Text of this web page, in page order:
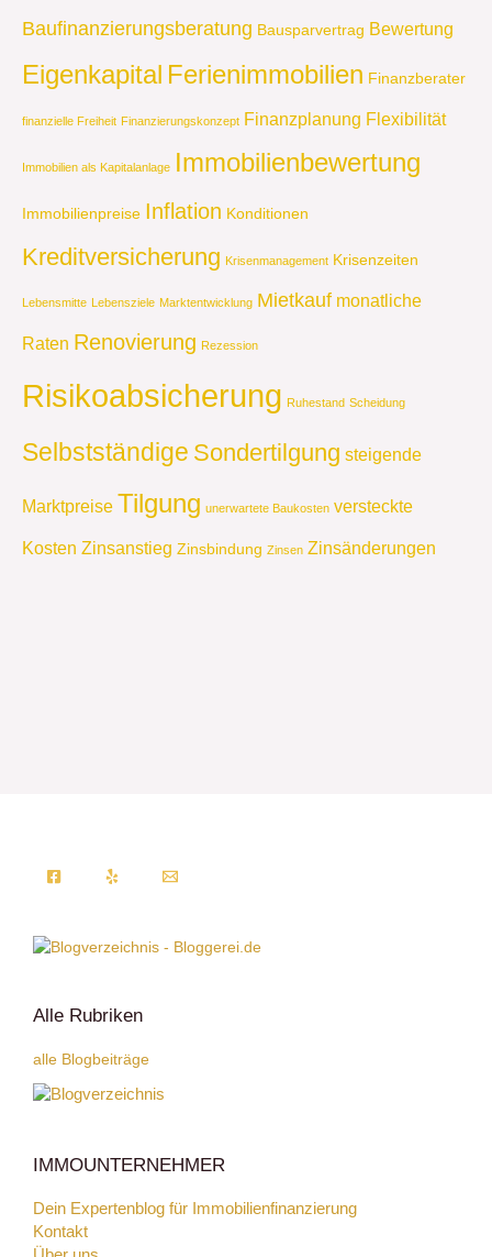
Baufinanzierungsberatung Bausparvertrag Bewertung
Eigenkapital Ferienimmobilien Finanzberater
finanzielle Freiheit Finanzierungskonzept Finanzplanung Flexibilität
Immobilien als Kapitalanlage Immobilienbewertung
Immobilienpreise Inflation Konditionen
Kreditversicherung Krisenmanagement Krisenzeiten
Lebensmitte Lebensziele Marktentwicklung Mietkauf monatliche
Raten Renovierung Rezession
Risikoabsicherung Ruhestand Scheidung
Selbstständige Sondertilgung steigende
Marktpreise Tilgung unerwartete Baukosten versteckte
Kosten Zinsanstieg Zinsbindung Zinsen Zinsänderungen
Alle Rubriken
alle Blogbeiträge
IMMOUNTERNEHMER
Dein Expertenblog für Immobilienfinanzierung
Kontakt